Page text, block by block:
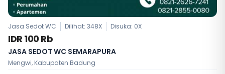
Jasa Sedot WC Dilihat: 348X Disuka: 0X
IDR 100 Rb
JASA SEDOT WC SEMARAPURA
Mengwi, Kabupaten Badung